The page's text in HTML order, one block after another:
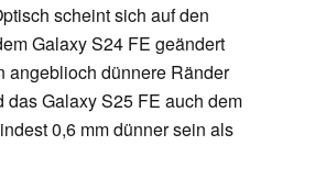
scheint sich auf den
Galaxy S24 FE geändert
angeblioch dünnere Ränder
Galaxy S25 FE auch dem
0,6 mm dünner sein als